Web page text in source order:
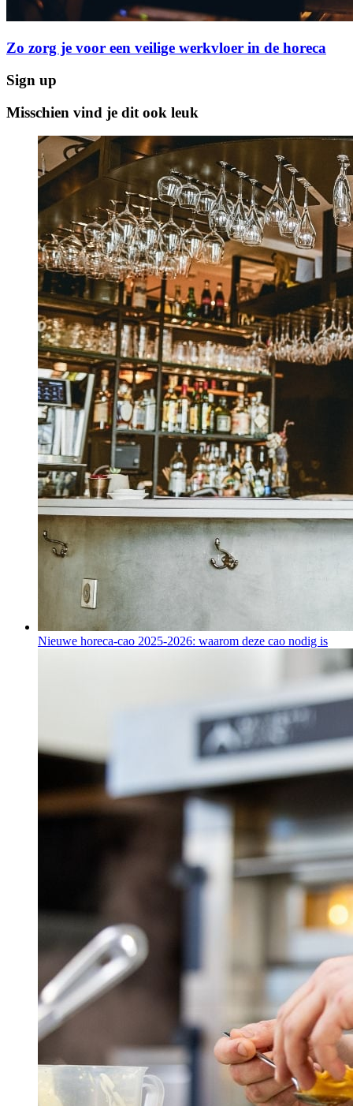
Zo zorg je voor een veilige werkvloer in de horeca
Sign up
Misschien vind je dit ook leuk
Nieuwe horeca-cao 2025-2026: waarom deze cao nodig is